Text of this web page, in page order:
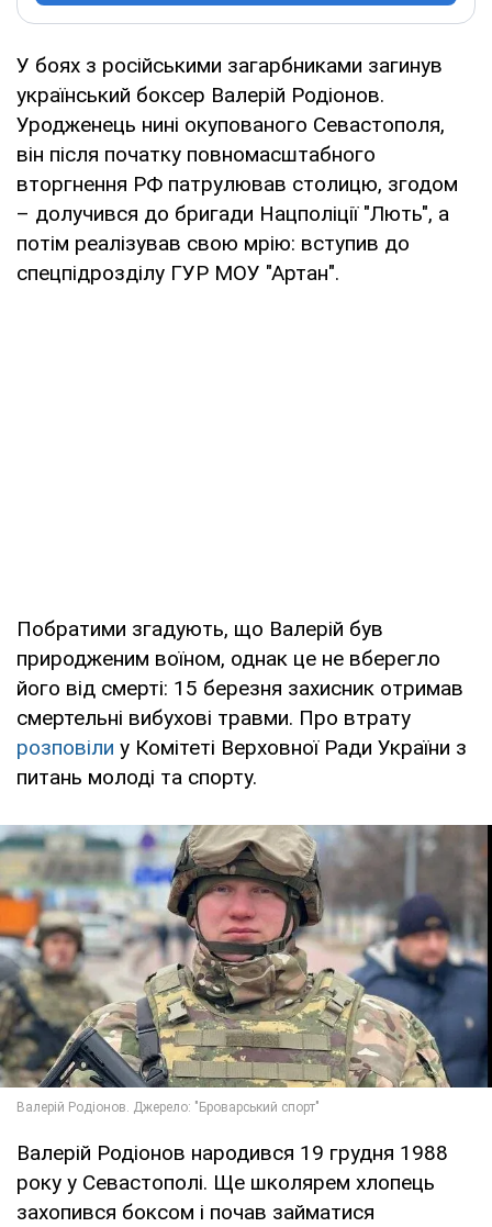
У боях з російськими загарбниками загинув
український боксер Валерій Родіонов.
Уродженець нині окупованого Севастополя,
він після початку повномасштабного
вторгнення РФ патрулював столицю, згодом
– долучився до бригади Нацполіції "Лють", а
потім реалізував свою мрію: вступив до
спецпідрозділу ГУР МОУ "Артан".
Побратими згадують, що Валерій був
природженим воїном, однак це не вберегло
його від смерті: 15 березня захисник отримав
смертельні вибухові травми. Про втрату
розповіли у Комітеті Верховної Ради України з
питань молоді та спорту.
Валерій Родіонов народився 19 грудня 1988
року у Севастополі. Ще школярем хлопець
захопився боксом і почав займатися